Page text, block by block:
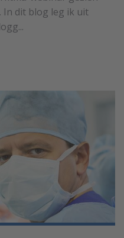
In dit blog leg ik uit